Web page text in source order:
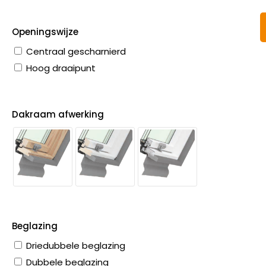
Openingswijze
Centraal gescharnierd
Hoog draaipunt
Dakraam afwerking
Beglazing
Driedubbele beglazing
Dubbele beglazing